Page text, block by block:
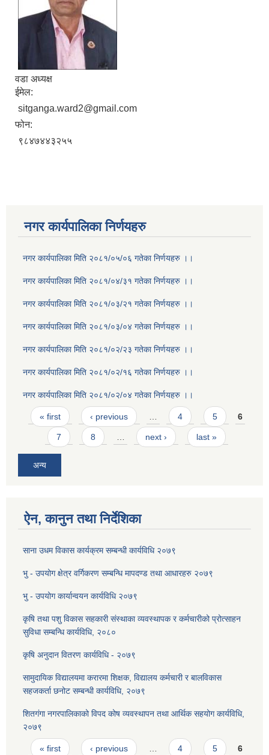
वडा अध्यक्ष
ईमेल:
sitganga.ward2@gmail.com
फोन:
९८४७४४३२५५
नगर कार्यपालिका निर्णयहरु
नगर कार्यपालिका मिति २०८१/०५/०६ गतेका निर्णयहरु ।।
नगर कार्यपालिका मिति २०८१/०४/३१ गतेका निर्णयहरु ।।
नगर कार्यपालिका मिति २०८१/०३/२१ गतेका निर्णयहरु ।।
नगर कार्यपालिका मिति २०८१/०३/०४ गतेका निर्णयहरु ।।
नगर कार्यपालिका मिति २०८१/०२/२३ गतेका निर्णयहरु ।।
नगर कार्यपालिका मिति २०८१/०२/१६ गतेका निर्णयहरु ।।
नगर कार्यपालिका मिति २०८१/०२/०४ गतेका निर्णयहरु ।।
Pages
« first ‹ previous … 4 5 6
7 8 … next › last »
अन्य
ऐन, कानुन तथा निर्देशिका
साना उधम विकास कार्यक्रम सम्बन्धी कार्यविधि २०७९
भु - उपयोग क्षेत्र वर्गिकरण सम्बन्धि मापदण्ड तथा आधारहरु २०७९
भु - उपयोग कार्यान्वयन कार्यविधि २०७९
कृषि तथा पशु विकास सहकारी संस्थाका व्यवस्थापक र कर्मचारीको प्रोत्साहन
सुविधा सम्बन्धि कार्यविधि, २०८०
कृषि अनुदान वितरण कार्यविधि - २०७९
सामुदायिक विद्यालयमा करारमा शिक्षक, विद्यालय कर्मचारी र बालविकास
सहजकर्ता छनोट सम्बन्धी कार्यविधि, २०७९
शितगंगा नगरपालिकाको विपद कोष व्यवस्थापन तथा आर्थिक सहयोग कार्यविधि,
२०७९
Pages
« first ‹ previous 4 5 6